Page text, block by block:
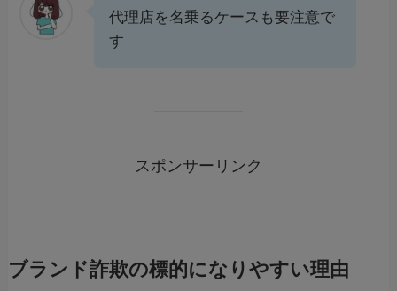
代理店を名乗るケースも要注意で
す
スポンサーリンク
ブランド詐欺の標的になりやすい理由